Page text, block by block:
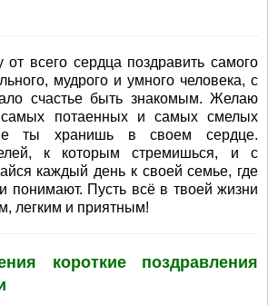
от всего сердца поздравить самого
мудрого и умного человека, с
счастье быть знакомым. Желаю
самых потаенных и самых смелых
ты хранишь в своем сердце.
к которым стремишься, и с
каждый день к своей семье, где
понимают. Пусть всё в твоей жизни
легким и приятным!
короткие поздравления